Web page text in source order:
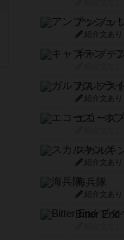
紹介文あり
ガルフス
紹介文あり
エコーズ
スカルキ
紹介文あり
海兵隊
紹介文あり